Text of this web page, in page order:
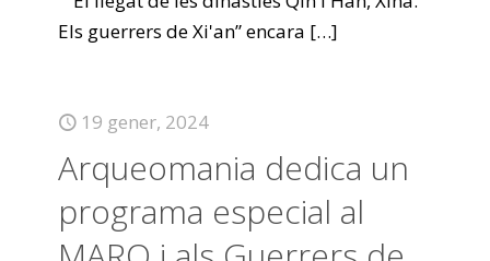
Els guerrers de Xi'an” encara […]
19 gener, 2024
Arqueomania dedica un
programa especial al